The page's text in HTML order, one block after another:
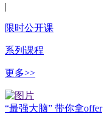
|
限时公开课
系列课程
更多>>
“最强大脑” 带你拿offer